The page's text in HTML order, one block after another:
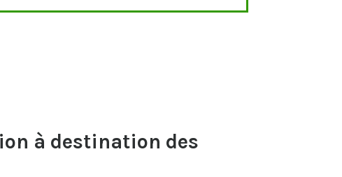
à destination des